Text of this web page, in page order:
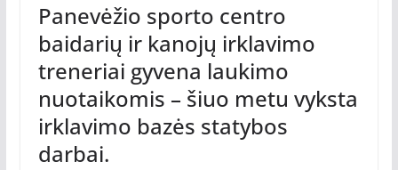
Panevėžio sporto centro
baidarių ir kanojų irklavimo
treneriai gyvena laukimo
nuotaikomis – šiuo metu vyksta
irklavimo bazės statybos
darbai.